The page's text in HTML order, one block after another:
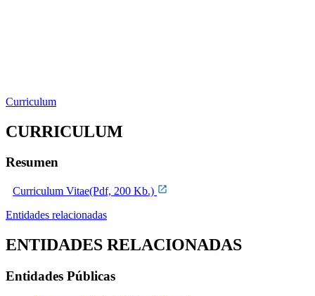
Curriculum
CURRICULUM
Resumen
Curriculum Vitae(Pdf, 200 Kb.)
Entidades relacionadas
ENTIDADES RELACIONADAS
Entidades Públicas